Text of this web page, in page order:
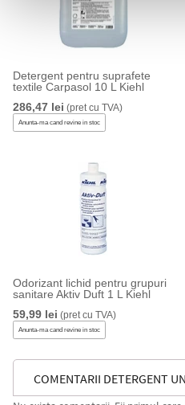
Detergent pentru suprafete
textile Carpasol 10 L Kiehl
286,47 lei (pret cu TVA)
Anunta-ma cand revine in stoc
Odorizant lichid pentru grupuri
sanitare Aktiv Duft 1 L Kiehl
59,99 lei (pret cu TVA)
Anunta-ma cand revine in stoc
COMENTARII DETERGENT